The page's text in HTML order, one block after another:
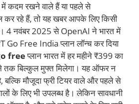
कदम रखने वाले हैं या पहले से
कर रहे हैं, तो यह खबर आपके लिए किसी
4 नवंबर 2025 से OpenAI ने भारत में
Go Free India प्लान लॉन्च कर दिया
freeप्लान भारत में हर महीने ₹399 का
तक बिल्कुल मुफ्त मिलेगा। यह ऑफर न
बल्कि मौजूदा फ्री टियर वाले और पहले से
के लिए भी उपलब्ध है। लेकिन सावधानी